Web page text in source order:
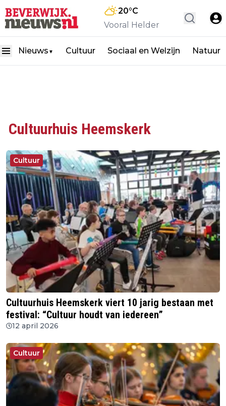
20°C
Vooral Helder
Nieuws ▼ Cultuur Sociaal en Welzijn Natuur
Cultuurhuis Heemskerk
Cultuur
Cultuurhuis Heemskerk viert 10 jarig bestaan met
festival: “Cultuur houdt van iedereen”
12 april 2026
Cultuur